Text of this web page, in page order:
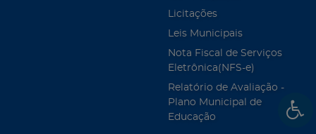
Licitações
Leis Municipais
Nota Fiscal de Serviços
Eletrônica(NFS-e)
Relatório de Avaliação -
Plano Municipal de
Educação